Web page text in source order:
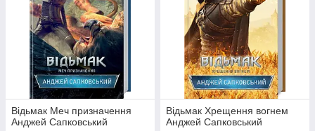
Відьмак Меч призначення
Анджей Сапковський
Відьмак Хрещення вогнем
Анджей Сапковський